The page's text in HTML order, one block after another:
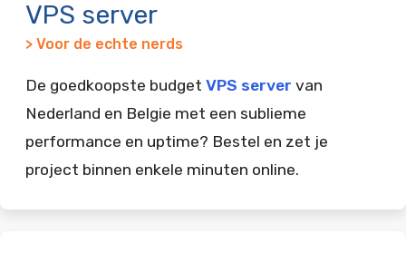
VPS server
> Voor de echte nerds
De goedkoopste budget VPS server van
Nederland en Belgie met een sublieme
performance en uptime? Bestel en zet je
project binnen enkele minuten online.